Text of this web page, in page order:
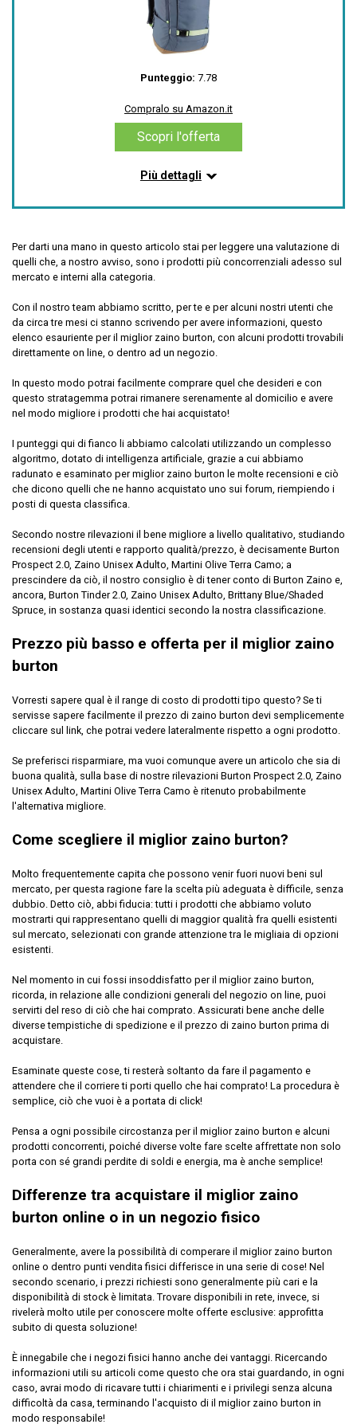
cerniera e clip per chiavi, e molteplici tasche esterne
La resistente costruzione in tessuto esterno
respinge l'acqua in caso di neve e condizioni di misto
I materiali approvati Bluesign utilizzano solo
sull'uomo che sull´ambiente durante la produzione
Dimensioni: 20in x 11in x 7in / 50cm x 29cm x 18cm;
Peso: 1.5lbs; Volume: 28L
Punteggio: 7.78
Compralo su Amazon.it
Scopri l'offerta
Più dettagli
Custodia per Tablet: 11in x 11in / 29cm x 27cm.
Molteplici tasce esterne per accessori, tasca con
fodera in pile per occhiali e accessori, e tasca a rete
Spallacci ergonomici con cinghia pettorale
regolabile. Cinghie porta-Tavola riponibili
Dimensioni: 19in x 11in x 7in / 49cm x 28cm x 18cm;
Volume: 27 Litri
respinge l'acqua in caso di neve e condizioni variabili
invernali
Compralo su Amazon.it
Scopri l'offerta
Per darti una mano in questo articolo stai per leggere una valutazione di
quelli che, a nostro avviso, sono i prodotti più concorrenziali adesso sul
mercato e interni alla categoria.
Con il nostro team abbiamo scritto, per te e per alcuni nostri utenti che
da circa tre mesi ci stanno scrivendo per avere informazioni, questo
elenco esauriente per il miglior zaino burton, con alcuni prodotti trovabili
direttamente on line, o dentro ad un negozio.
In questo modo potrai facilmente comprare quel che desideri e con
questo stratagemma potrai rimanere serenamente al domicilio e avere
nel modo migliore i prodotti che hai acquistato!
I punteggi qui di fianco li abbiamo calcolati utilizzando un complesso
algoritmo, dotato di intelligenza artificiale, grazie a cui abbiamo
radunato e esaminato per miglior zaino burton le molte recensioni e ciò
che dicono quelli che ne hanno acquistato uno sui forum, riempiendo i
posti di questa classifica.
Secondo nostre rilevazioni il bene migliore a livello qualitativo, studiando
recensioni degli utenti e rapporto qualità/prezzo, è decisamente Burton
Prospect 2.0, Zaino Unisex Adulto, Martini Olive Terra Camo; a
prescindere da ciò, il nostro consiglio è di tener conto di Burton Zaino e,
ancora, Burton Tinder 2.0, Zaino Unisex Adulto, Brittany Blue/Shaded
Spruce, in sostanza quasi identici secondo la nostra classificazione.
Prezzo più basso e offerta per il miglior zaino
burton
Vorresti sapere qual è il range di costo di prodotti tipo questo? Se ti
servisse sapere facilmente il prezzo di zaino burton devi semplicemente
cliccare sul link, che potrai vedere lateralmente rispetto a ogni prodotto.
Se preferisci risparmiare, ma vuoi comunque avere un articolo che sia di
buona qualità, sulla base di nostre rilevazioni Burton Prospect 2.0, Zaino
Unisex Adulto, Martini Olive Terra Camo è ritenuto probabilmente
l'alternativa migliore.
Come scegliere il miglior zaino burton?
Molto frequentemente capita che possono venir fuori nuovi beni sul
mercato, per questa ragione fare la scelta più adeguata è difficile, senza
dubbio. Detto ciò, abbi fiducia: tutti i prodotti che abbiamo voluto
mostrarti qui rappresentano quelli di maggior qualità fra quelli esistenti
sul mercato, selezionati con grande attenzione tra le migliaia di opzioni
esistenti.
Nel momento in cui fossi insoddisfatto per il miglior zaino burton,
ricorda, in relazione alle condizioni generali del negozio on line, puoi
servirti del reso di ciò che hai comprato. Assicurati bene anche delle
diverse tempistiche di spedizione e il prezzo di zaino burton prima di
acquistare.
Esaminate queste cose, ti resterà soltanto da fare il pagamento e
attendere che il corriere ti porti quello che hai comprato! La procedura è
semplice, ciò che vuoi è a portata di click!
Pensa a ogni possibile circostanza per il miglior zaino burton e alcuni
prodotti concorrenti, poiché diverse volte fare scelte affrettate non solo
porta con sé grandi perdite di soldi e energia, ma è anche semplice!
Differenze tra acquistare il miglior zaino
burton online o in un negozio fisico
Generalmente, avere la possibilità di comperare il miglior zaino burton
online o dentro punti vendita fisici differisce in una serie di cose! Nel
secondo scenario, i prezzi richiesti sono generalmente più cari e la
disponibilità di stock è limitata. Trovare disponibili in rete, invece, si
rivelerà molto utile per conoscere molte offerte esclusive: approfitta
subito di questa soluzione!
È innegabile che i negozi fisici hanno anche dei vantaggi. Ricercando
informazioni utili su articoli come questo che ora stai guardando, in ogni
caso, avrai modo di ricavare tutti i chiarimenti e i privilegi senza alcuna
difficoltà da casa, terminando l'acquisto di il miglior zaino burton in
modo responsabile!